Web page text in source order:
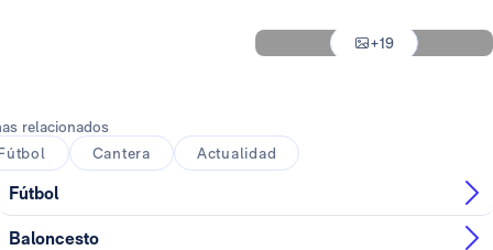
+19
relacionados
Cantera Actualidad
Fútbol
Baloncesto